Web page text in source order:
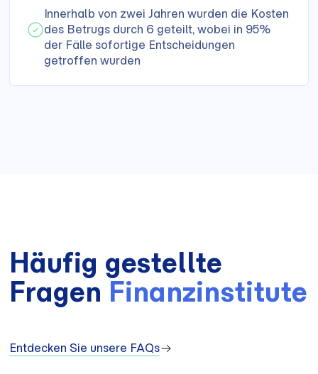
Innerhalb von zwei Jahren wurden die Kosten
des Betrugs durch 6 geteilt, wobei in 95%
der Fälle sofortige Entscheidungen
getroffen wurden
Häufig gestellte
Fragen Finanzinstitute
Entdecken Sie unsere FAQs